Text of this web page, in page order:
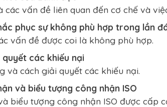
vấn đề liên quan đến cơ chế và
phục sự không phù hợp trong lần
vấn đề được coi là không phù hợp.
các khiếu nại
và cách giải quyết các khiếu nại.
và biểu tượng công nhận ISO
biểu tượng công nhận ISO được cấp